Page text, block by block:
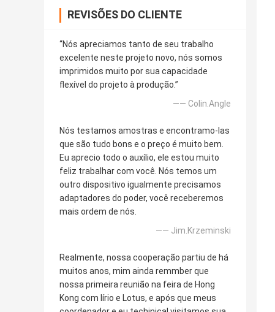
REVISÕES DO CLIENTE
“Nós apreciamos tanto de seu trabalho
excelente neste projeto novo, nós somos
imprimidos muito por sua capacidade
flexível do projeto à produção.”
—— Colin.Angle
Nós testamos amostras e encontramo-las
que são tudo bons e o preço é muito bem.
Eu aprecio todo o auxílio, ele estou muito
feliz trabalhar com você. Nós temos um
outro dispositivo igualmente precisamos
adaptadores do poder, você receberemos
mais ordem de nós.
—— Jim.Krzeminski
Realmente, nossa cooperação partiu de há
muitos anos, mim ainda remmber que
nossa primeira reunião na feira de Hong
Kong com lírio e Lotus, e após que meus